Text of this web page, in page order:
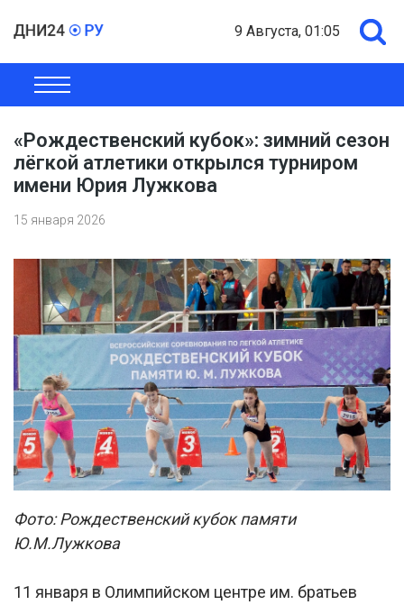
9 Августа, 01:05
ОБЩЕСТВО
«Рождественский кубок»: зимний сезон
лёгкой атлетики открылся турниром
имени Юрия Лужкова
15 января 2026
Фото: Рождественский кубок памяти
Ю.М.Лужкова
11 января в Олимпийском центре им. братьев